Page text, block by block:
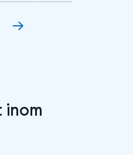
bildkort2
Gå till bildkort3
Gå till bildkort